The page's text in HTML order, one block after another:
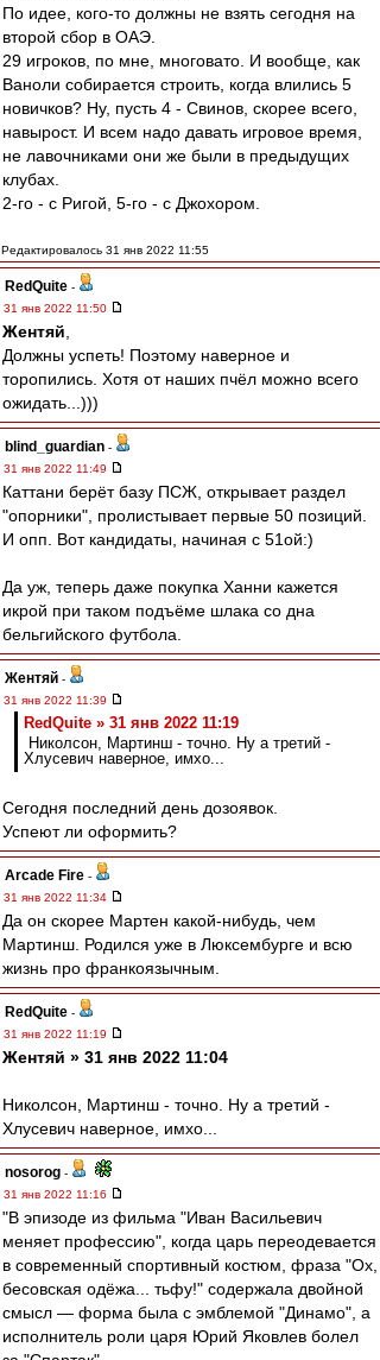
По идее, кого-то должны не взять сегодня на
второй сбор в ОАЭ.
29 игроков, по мне, многовато. И вообще, как
Ваноли собирается строить, когда влились 5
новичков? Ну, пусть 4 - Свинов, скорее всего,
навырост. И всем надо давать игровое время,
не лавочниками они же были в предыдущих
клубах.
2-го - с Ригой, 5-го - с Джохором.
Редактировалось 31 янв 2022 11:55
RedQuite -
31 янв 2022 11:50
Жентяй
Должны успеть! Поэтому наверное и
торопились. Хотя от наших пчёл можно всего
ожидать...)))
blind_guardian -
31 янв 2022 11:49
Каттани берёт базу ПСЖ, открывает раздел
"опорники", пролистывает первые 50 позиций.
И опп. Вот кандидаты, начиная с 51ой:)
Да уж, теперь даже покупка Ханни кажется
икрой при таком подъёме шлака со дна
бельгийского футбола.
Жентяй -
31 янв 2022 11:39
RedQuite » 31 янв 2022 11:19
Николсон, Мартинш - точно. Ну а третий -
Хлусевич наверное, имхо...
Сегодня последний день дозоявок.
Успеют ли оформить?
Arcade Fire -
31 янв 2022 11:34
Да он скорее Мартен какой-нибудь, чем
Мартинш. Родился уже в Люксембурге и всю
жизнь про франкоязычным.
RedQuite -
31 янв 2022 11:19
Жентяй » 31 янв 2022 11:04
Николсон, Мартинш - точно. Ну а третий -
Хлусевич наверное, имхо...
nosorog -
31 янв 2022 11:16
"В эпизоде из фильма "Иван Васильевич
меняет профессию", когда царь переодевается
в современный спортивный костюм, фраза "Ох,
бесовская одёжа... тьфу!" содержала двойной
смысл — форма была с эмблемой "Динамо", а
исполнитель роли царя Юрий Яковлев болел